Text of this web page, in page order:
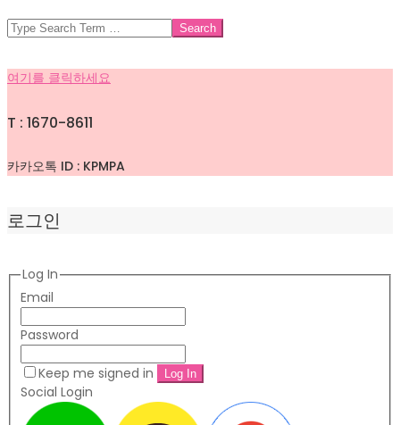
SEARCH
여기를 클릭하세요
T : 1670-8611
카카오톡 ID : KPMPA
로그인
Log In
Email
Password
Keep me signed in
Social Login